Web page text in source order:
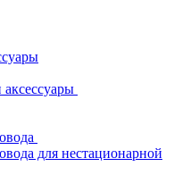
для нестационарной